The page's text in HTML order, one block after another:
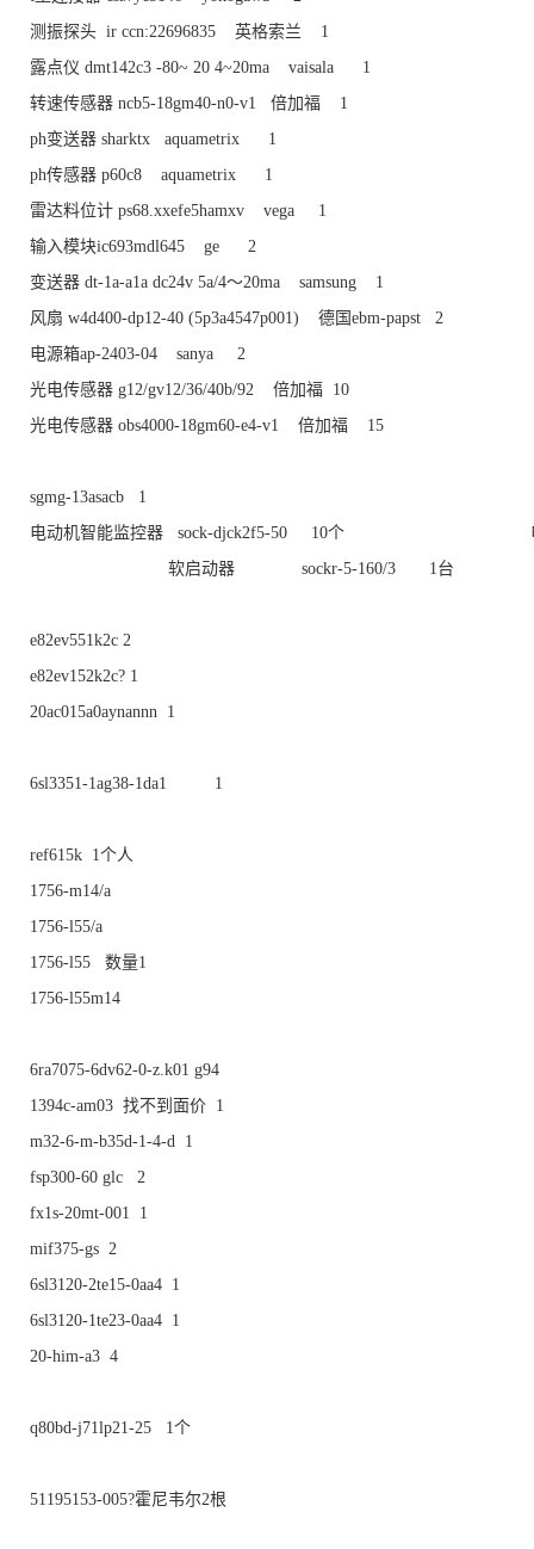
测振探头 ir ccn:22696835 英格索兰 1
露点仪 dmt142c3 -80~ 20 4~20ma vaisala 1
转速传感器 ncb5-18gm40-n0-v1 倍加福 1
ph变送器 sharktx aquametrix 1
ph传感器 p60c8 aquametrix 1
雷达料位计 ps68.xxefe5hamxv vega 1
输入模块ic693mdl645 ge 2
变送器 dt-1a-a1a dc24v 5a/4～20ma samsung 1
风扇 w4d400-dp12-40 (5p3a4547p001) 德国ebm-papst 2
电源箱ap-2403-04 sanya 2
光电传感器 g12/gv12/36/40b/92 倍加福 10
光电传感器 obs4000-18gm60-e4-v1 倍加福 15
sgmg-13asacb 1
电动机智能监控器 sock-djck2f5-50 10个 电
软启动器 sockr-5-160/3 1台
e82ev551k2c 2
e82ev152k2c? 1
20ac015a0aynannn 1
6sl3351-1ag38-1da1 1
ref615k 1个人
1756-m14/a
1756-l55/a
1756-l55 数量1
1756-l55m14
6ra7075-6dv62-0-z.k01 g94
1394c-am03 找不到面价 1
m32-6-m-b35d-1-4-d 1
fsp300-60 glc 2
fx1s-20mt-001 1
mif375-gs 2
6sl3120-2te15-0aa4 1
6sl3120-1te23-0aa4 1
20-him-a3 4
q80bd-j71lp21-25 1个
51195153-005?霍尼韦尔2根